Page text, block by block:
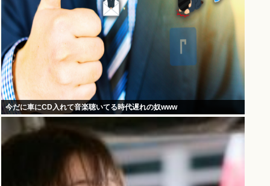
今だに車にCD入れて音楽聴いてる時代遅れの奴www